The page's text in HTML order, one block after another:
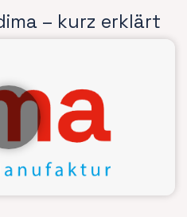
– kurz erklärt